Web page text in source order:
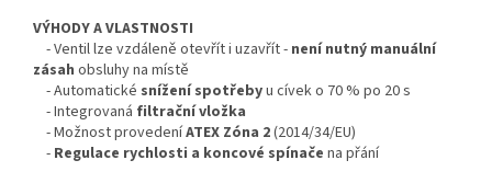
VÝHODY A VLASTNOSTI
- Ventil lze vzdáleně otevřít i uzavřít - není nutný manuální
zásah obsluhy na místě
- Automatické snížení spotřebyu cívek o 70 % po 20 s
- Integrovaná filtrační vložka
- Možnost provedeníATEX Zóna 2(2014/34/EU)
- Regulace rychlosti a koncové spínače na přání